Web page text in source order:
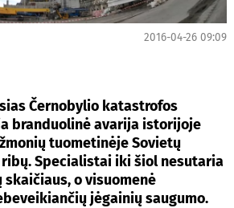
2016-04-26 09:09
Černobylio katastrofos
branduolinė avarija istorijoje
tuometinėje Sovietų
ribų. Specialistai iki šiol nesutaria
o visuomenė
jėgainių saugumo.